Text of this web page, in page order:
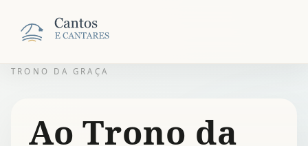
TRONO DA GRAÇA
Ao Trono da